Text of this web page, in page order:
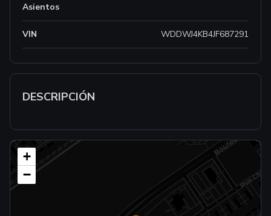
Asientos
VIN WDDWJ4KB4JF687291
DESCRIPCIÓN
+
−